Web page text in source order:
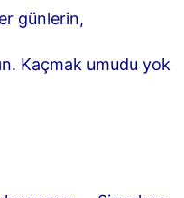
günlerin,
Kaçmak umudu yok